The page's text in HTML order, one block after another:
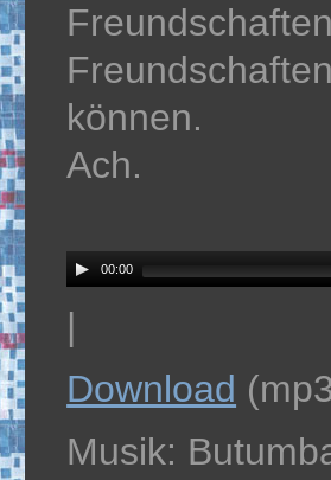
können.
Ach.
00:00
|
Download
Musik: